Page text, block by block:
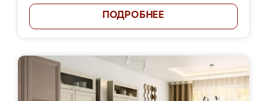
ПОДРОБНЕЕ